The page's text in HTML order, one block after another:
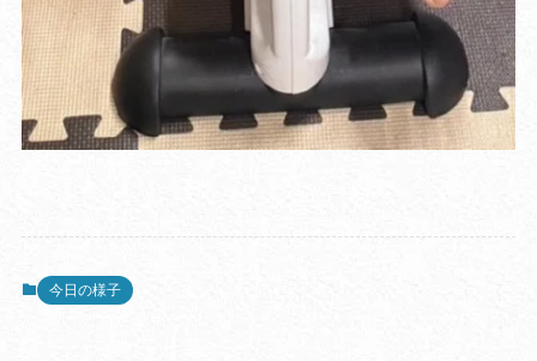
今日の様子